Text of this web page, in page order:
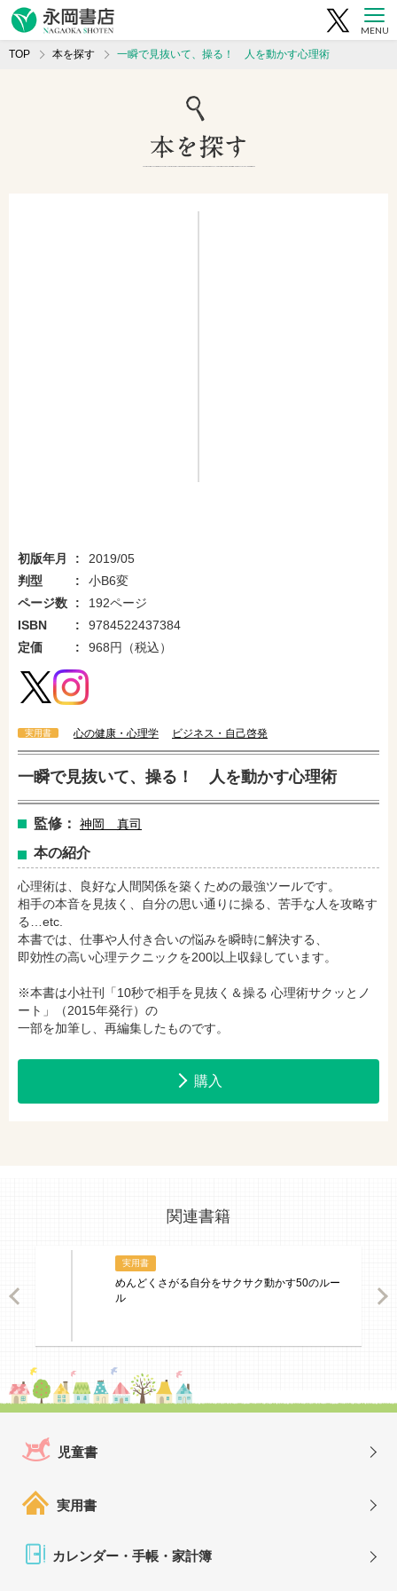
MENU
TOP 本を探す 一瞬で見抜いて、操る！ 人を動かす心理術
初版年月
2019/05
判型
小B6変
ページ数
192ページ
ISBN
9784522437384
定価
968円（税込）
実用書 心の健康・心理学 ビジネス・自己啓発
一瞬で見抜いて、操る！ 人を動かす心理術
監修： 神岡 真司
本の紹介
心理術は、良好な人間関係を築くための最強ツールです。
相手の本音を見抜く、自分の思い通りに操る、苦手な人を攻略す
る…etc.
本書では、仕事や人付き合いの悩みを瞬時に解決する、
即効性の高い心理テクニックを200以上収録しています。
※本書は小社刊「10秒で相手を見抜く＆操る 心理術サクッとノ
ート」（2015年発行）の
一部を加筆し、再編集したものです。
購入
amazonで購入 楽天ブックスで購入
セブンネットショッピングで購入 紀伊國屋書店で購入
e-honで購入 Honya Club.comで購入
hontoで購入
関連書籍
実用書
めんどくさがる自分をサクサク動かす50のルー
ル
児童書
実用書
カレンダー・手帳・家計簿